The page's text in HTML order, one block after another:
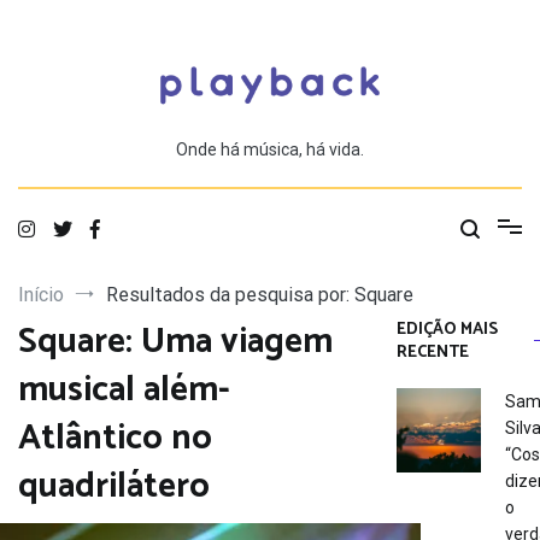
Onde há música, há vida.
Início Resultados da pesquisa por: Square
Square: Uma viagem
musical além-
Atlântico no
quadrilátero
EDIÇÃO MAIS
RECENTE
o